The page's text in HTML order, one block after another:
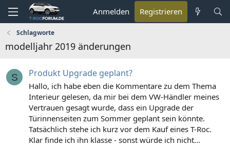
Anmelden Registrieren
Schlagworte
modelljahr 2019 änderungen
S Produkt Upgrade geplant?
Hallo, ich habe eben die Kommentare zu dem Thema
Interieur gelesen, da mir bei dem VW-Händler meines
Vertrauen gesagt wurde, dass ein Upgrade der
Türinnenseiten zum Sommer geplant sein könnte.
Tatsächlich stehe ich kurz vor dem Kauf eines T-Roc.
Klar finde ich ihn klasse - sonst würde ich nicht...